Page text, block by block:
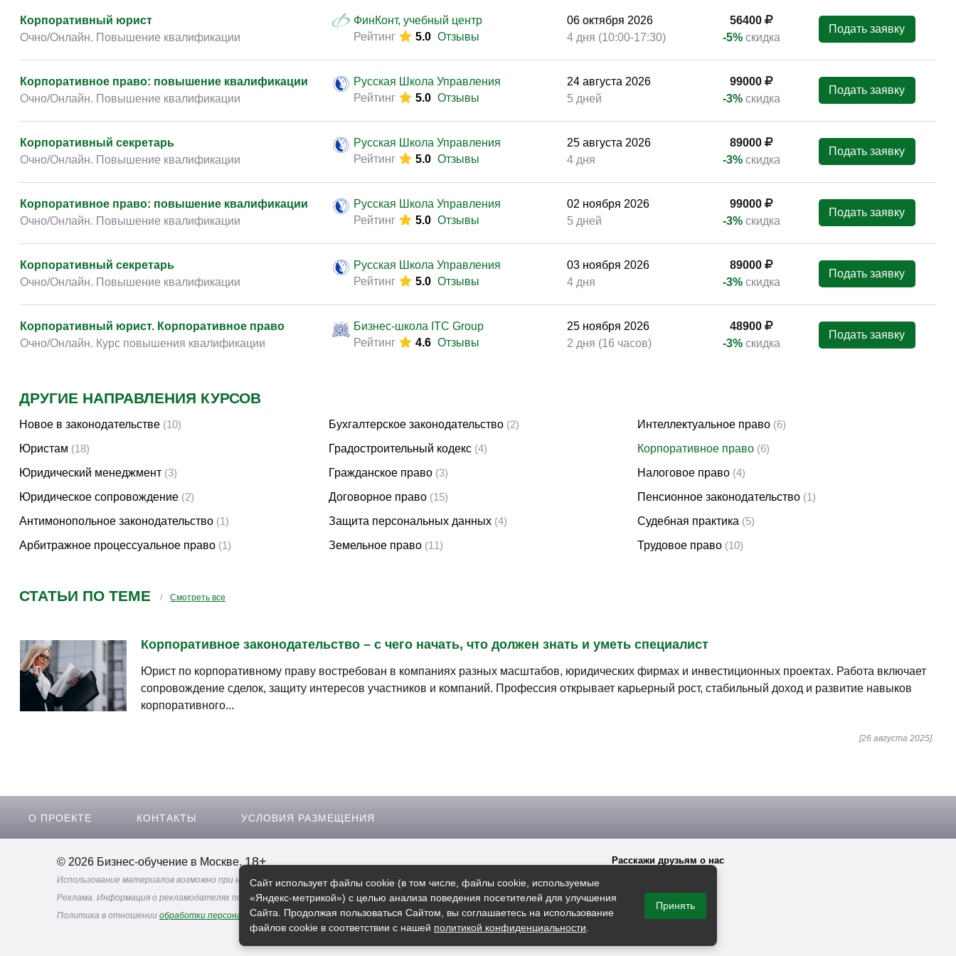
Прочее Логистика и снабжение (56)
Делопроизводство / секретариат / АХО (24)
Безопасность (51)
Корпоративный юрист
Очно/Онлайн. Повышение квалификации
ФинКонт, учебный центр
Рейтинг
5.0 Отзывы
06 октября 2026
4 дня (10:00-17:30)
56400
-5% скидка
Подать заявку
Корпоративное право: повышение квалификации
Очно/Онлайн. Повышение квалификации
Русская Школа Управления
Рейтинг
5.0 Отзывы
24 августа 2026
5 дней
99000
-3% скидка
Подать заявку
Корпоративный секретарь
Очно/Онлайн. Повышение квалификации
Русская Школа Управления
Рейтинг
5.0 Отзывы
25 августа 2026
4 дня
89000
-3% скидка
Подать заявку
Корпоративное право: повышение квалификации
Очно/Онлайн. Повышение квалификации
Русская Школа Управления
Рейтинг
5.0 Отзывы
02 ноября 2026
5 дней
99000
-3% скидка
Подать заявку
Корпоративный секретарь
Очно/Онлайн. Повышение квалификации
Русская Школа Управления
Рейтинг
5.0 Отзывы
03 ноября 2026
4 дня
89000
-3% скидка
Подать заявку
Корпоративный юрист. Корпоративное право
Очно/Онлайн. Курс повышения квалификации
Бизнес-школа ITC Group
Рейтинг
4.6 Отзывы
25 ноября 2026
2 дня (16 часов)
48900
-3% скидка
Подать заявку
ДРУГИЕ НАПРАВЛЕНИЯ КУРСОВ
Новое в законодательстве (10)
Юристам (18)
Юридический менеджмент (3)
Юридическое сопровождение (2)
Антимонопольное законодательство (1)
Арбитражное процессуальное право (1)
Бухгалтерское законодательство (2)
Градостроительный кодекс (4)
Гражданское право (3)
Договорное право (15)
Защита персональных данных (4)
Земельное право (11)
Интеллектуальное право (6)
Корпоративное право (6)
Налоговое право (4)
Пенсионное законодательство (1)
Судебная практика (5)
Трудовое право (10)
СТАТЬИ ПО ТЕМЕ Смотреть все
Корпоративное законодательство – с чего начать, что должен знать и уметь специалист
Юрист по корпоративному праву востребован в компаниях разных масштабов, юридических фирмах и инвестиционных проектах. Работа включает
сопровождение сделок, защиту интересов участников и компаний. Профессия открывает карьерный рост, стабильный доход и развитие навыков
корпоративного...
[26 августа 2025]
О ПРОЕКТЕ КОНТАКТЫ УСЛОВИЯ РАЗМЕЩЕНИЯ
© 2026 Бизнес-обучение в Москве. 18+
Использование материалов возможно при наличии активной гиперссылки на сайтMsk.rosbo.ru
Реклама. Информация о рекламодателях по ссылкам
Политика в отношении обработки персональных данных
Расскажи друзьям о нас
Сайт использует файлы cookie (в том числе, файлы cookie, используемые
«Яндекс-метрикой») с целью анализа поведения посетителей для улучшения
Сайта. Продолжая пользоваться Сайтом, вы соглашаетесь на использование
файлов cookie в соответствии с нашей политикой конфиденциальности
Принять